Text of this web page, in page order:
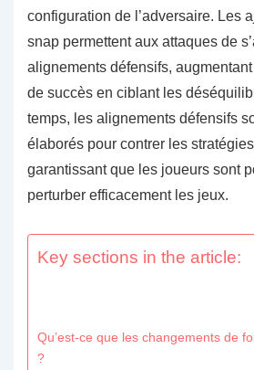
configuration de l’adversaire. Les
snap permettent aux attaques de
alignements défensifs,
de succès en ciblant les
temps, les alignements défensifs
élaborés pour contrer les
garantissant que les joueurs sont
perturber efficacement les jeux.
Key sections in the article:
Qu’est-ce que les changements de
?